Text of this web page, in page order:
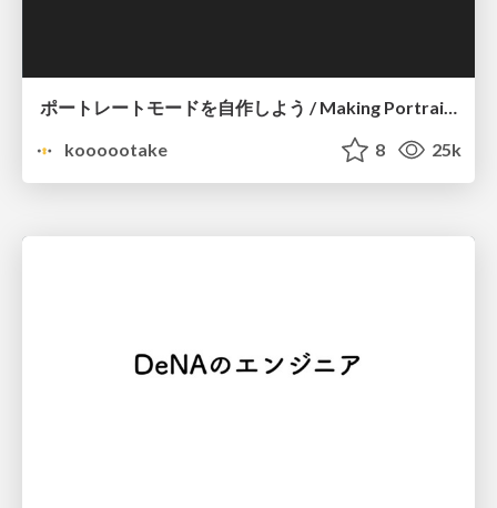
ポートレートモードを自作しよう / Making Portrait mode yourself
koooootake
8 25k